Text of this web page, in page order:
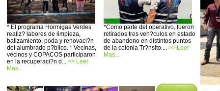
* El programa Hormigas Verdes
realiz? labores de limpieza,
balizamiento, poda y renovaci?n
del alumbrado p?blico. * Vecinas,
vecinos y COPACOS participaron
en la recuperaci?n d... >> Leer
Mas...
*Como parte del operativo, fueron
retirados tres veh?culos en estado
de abandono en distintos puntos
de la colonia Tr?nsito.... >> Leer
Mas...